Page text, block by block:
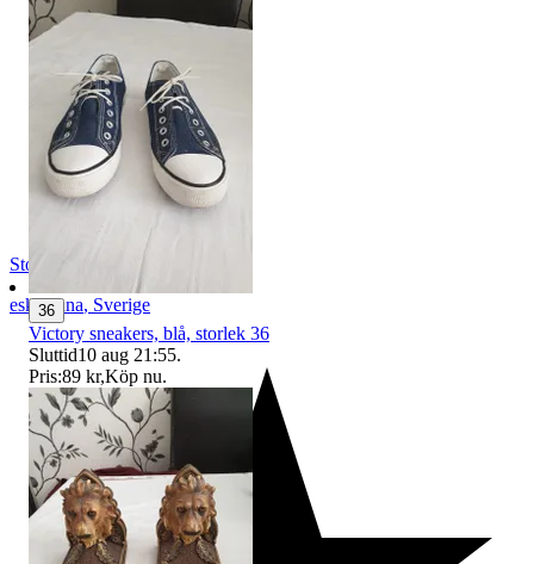
StojJov
eskilstuna, Sverige
36
Victory sneakers, blå, storlek 36
Sluttid10 aug 21:55.
Pris:89 kr,Köp nu.